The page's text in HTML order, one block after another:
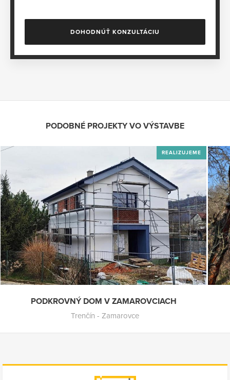
DOHODNÚŤ KONZULTÁCIU
PODOBNÉ PROJEKTY VO VÝSTAVBE
REALIZUJEME
PODKROVNÝ DOM V ZAMAROVCIACH
Trenčín - Zamarovce